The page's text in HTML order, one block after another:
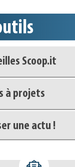
Scoop.it